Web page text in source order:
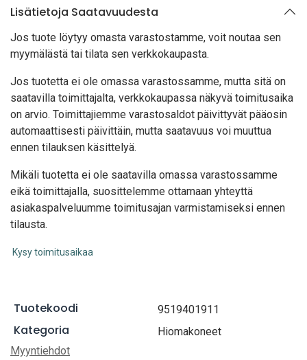
Lisätietoja Saatavuudesta
Jos tuote löytyy omasta varastostamme, voit noutaa sen
myymälästä tai tilata sen verkkokaupasta.
Jos tuotetta ei ole omassa varastossamme, mutta sitä on
saatavilla toimittajalta, verkkokaupassa näkyvä toimitusaika
on arvio. Toimittajiemme varastosaldot päivittyvät pääosin
automaattisesti päivittäin, mutta saatavuus voi muuttua
ennen tilauksen käsittelyä.
Mikäli tuotetta ei ole saatavilla omassa varastossamme
eikä toimittajalla, suosittelemme ottamaan yhteyttä
asiakaspalveluumme toimitusajan varmistamiseksi ennen
tilausta.
Kysy toimitusaikaa
Tuotekoodi 9519401911
Kategoria
Hiomakoneet
Myyntiehdot